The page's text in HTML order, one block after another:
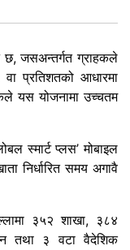
छ, जसअन्तर्गत ग्राहकले
प्रतिशतको आधारमा
यस योजनामा उच्चतम
स्मार्ट प्लस’ मोबाइल
निर्धारित समय अगावै
३५२ शाखा, ३८४
तथा ३ वटा वैदेशिक